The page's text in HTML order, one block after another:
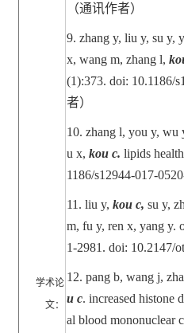
学术论
文：
（通讯作者）
9. zhang y, liu y, su y,
x, wang m, zhang l,
(1):373. doi: 10.1186/
者）
10. zhang l, you y, wu
u x, kou c. lipids
1186/s12944-017-
11. liu y, kou c, su y,
m, fu y, ren x, yang y.
1-2981. doi: 10.2147/
12. pang b, wang j,
u c. increased histone
al blood mononuclear